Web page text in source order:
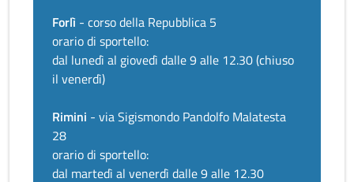
Forlì - corso della Repubblica 5
orario di sportello:
dal lunedì al giovedì dalle 9 alle 12.30 (chiuso
il venerdì)
Rimini - via Sigismondo Pandolfo Malatesta
28
orario di sportello:
dal martedì al venerdì dalle 9 alle 12.30